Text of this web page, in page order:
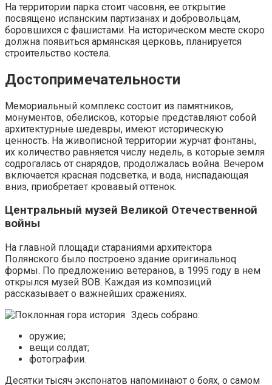
На территории парка стоит часовня, ее открытие
посвящено испанским партизанах и добровольцам,
боровшихся с фашистами. На историческом месте скоро
должна появиться армянская церковь, планируется
строительство костела.
Достопримечательности
Мемориальный комплекс состоит из памятников,
монументов, обелисков, которые представляют собой
архитектурные шедевры, имеют историческую
ценность. На живописной территории журчат фонтаны,
их количество равняется числу недель, в которые земля
содрогалась от снарядов, продолжалась война. Вечером
включается красная подсветка, и вода, ниспадающая
вниз, приобретает кровавый оттенок.
Центральный музей Великой Отечественной
войны
На главной площади стараниями архитектора
Полянского было построено здание оригинальноq
формы. По предложению ветеранов, в 1995 году в нем
открылся музей ВОВ. Каждая из композиций
рассказывает о важнейших сражениях.
Здесь собрано:
оружие;
вещи солдат;
фотографии.
Десятки тысяч экспонатов напоминают о боях, о самом